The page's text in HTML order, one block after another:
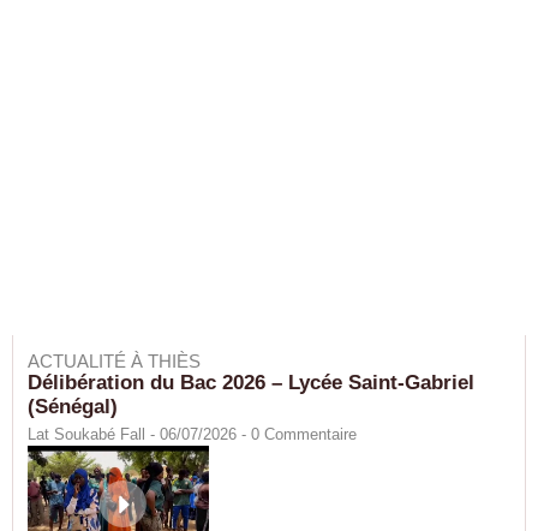
ACTUALITÉ À THIÈS
Délibération du Bac 2026 – Lycée Saint-Gabriel
(Sénégal)
Lat Soukabé Fall - 06/07/2026 - 0 Commentaire